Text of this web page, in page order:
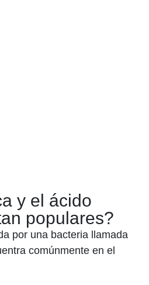
y el ácido
populares?
por una bacteria llamada
comúnmente en el